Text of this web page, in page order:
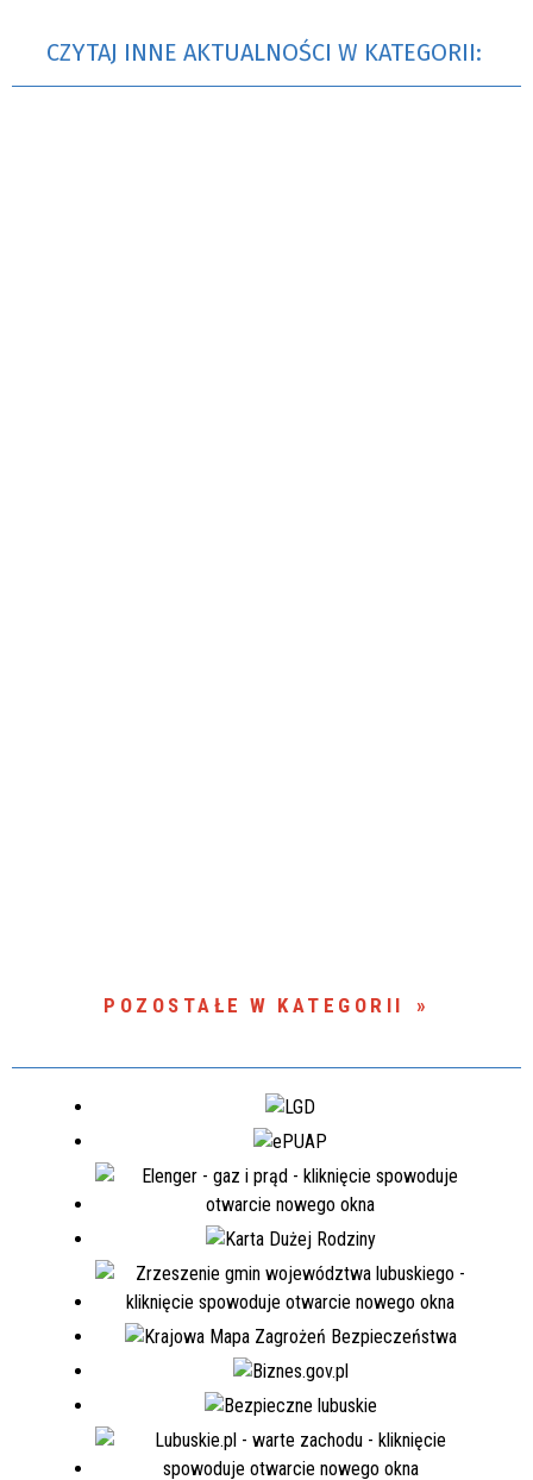
CZYTAJ INNE AKTUALNOŚCI W KATEGORII:
POZOSTAŁE W KATEGORII